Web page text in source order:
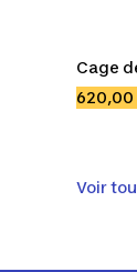
Cage
620,00
Voir